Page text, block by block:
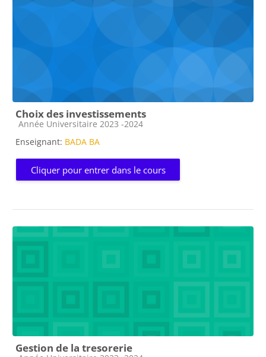
Choix des investissements
Catégorie de cours
Année Universitaire 2023 -2024
Enseignant: BADA BA
Cliquer pour entrer dans le cours
Gestion de la tresorerie